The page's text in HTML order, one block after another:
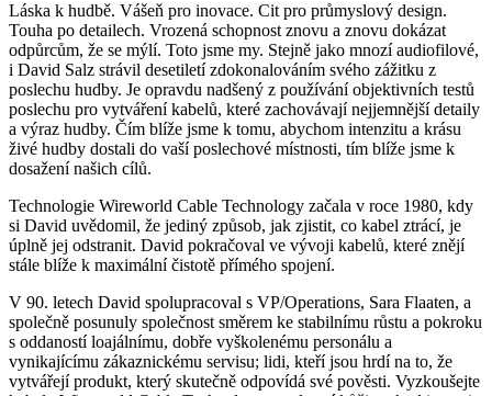
Láska k hudbě. Vášeň pro inovace. Cit pro průmyslový design.
Touha po detailech. Vrozená schopnost znovu a znovu dokázat
odpůrcům, že se mýlí. Toto jsme my. Stejně jako mnozí audiofilové,
i David Salz strávil desetiletí zdokonalováním svého zážitku z
poslechu hudby. Je opravdu nadšený z používání objektivních testů
poslechu pro vytváření kabelů, které zachovávají nejjemnější detaily
a výraz hudby. Čím blíže jsme k tomu, abychom intenzitu a krásu
živé hudby dostali do vaší poslechové místnosti, tím blíže jsme k
dosažení našich cílů.
Technologie Wireworld Cable Technology začala v roce 1980, kdy
si David uvědomil, že jediný způsob, jak zjistit, co kabel ztrácí, je
úplně jej odstranit. David pokračoval ve vývoji kabelů, které znějí
stále blíže k maximální čistotě přímého spojení.
V 90. letech David spolupracoval s VP/Operations, Sara Flaaten, a
společně posunuly společnost směrem ke stabilnímu růstu a pokroku
s oddaností loajálnímu, dobře vyškolenému personálu a
vynikajícímu zákaznickému servisu; lidi, kteří jsou hrdí na to, že
vytvářejí produkt, který skutečně odpovídá své pověsti. Vyzkoušejte